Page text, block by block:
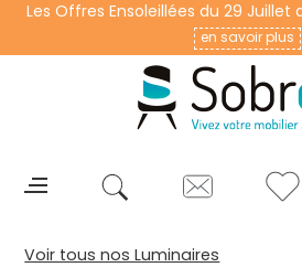
Les Offres Ensoleillées du 29 Juillet
en savoir plus
Voir tous nos Luminaires